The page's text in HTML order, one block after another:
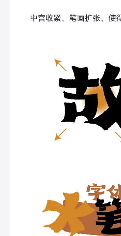
中宫收紧，笔画扩张，使